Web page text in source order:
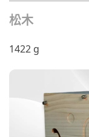
松木
1422 g